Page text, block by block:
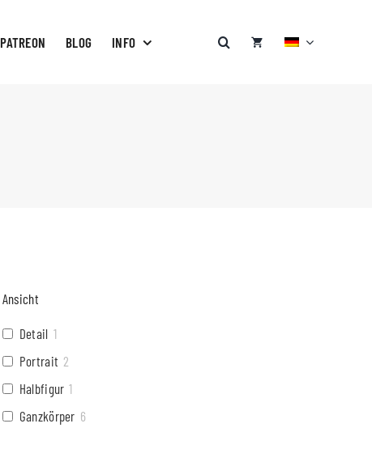
PATREON BLOG INFO
Ansicht
Detail 1
Portrait 2
Halbfigur 1
Ganzkörper 6